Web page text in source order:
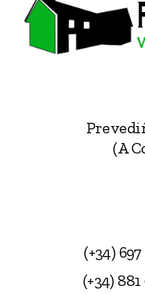
(A
(+34)
(+34)